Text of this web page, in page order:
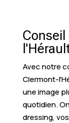
Avec notre
Clermont-
une image
quotidien.
dressing,